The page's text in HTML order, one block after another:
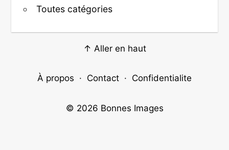
Toutes catégories
↑ Aller en haut
À propos · Contact · Confidentialite
© 2026 Bonnes Images